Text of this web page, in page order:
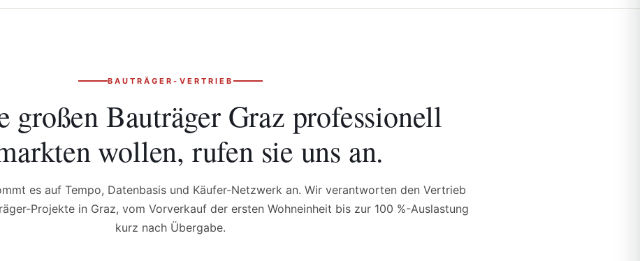
BAUTRÄGER-VERTRIEB
großen Bauträger Graz professionell
wollen, rufen sie uns an.
es auf Tempo, Datenbasis und Käufer-Netzwerk an. Wir verantworten den Vertrieb
Projekte in Graz, vom Vorverkauf der ersten Wohneinheit bis zur 100 %-Auslastung
kurz nach Übergabe.